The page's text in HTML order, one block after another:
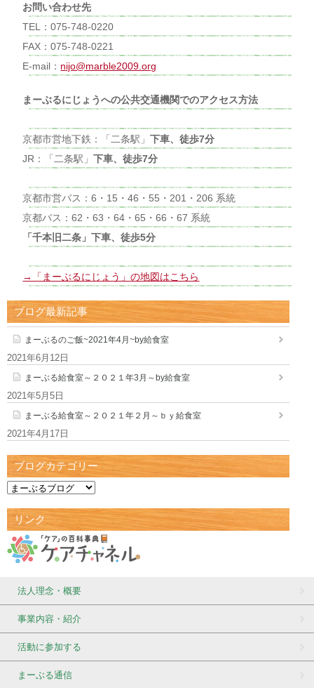
お問い合わせ先
TEL：075-748-0220
FAX：075-748-0221
E-mail： nijo@marble2009.org
まーぶるにじょうへの公共交通機関でのアクセス方法
京都市営地下鉄：「二条駅」下車、徒歩7分
JR：「二条駅」下車、徒歩7分
京都市営バス：6・15・46・55・201・206 系統
京都バス：62・63・64・65・66・67 系統
「千本旧二条」下車、徒歩5分
→「まーぶるにじょう」の地図はこちら
ブログ最新記事
まーぶるのご飯~2021年4月~by給食室
2021年6月12日
まーぶる給食室～２０２１年3月～by給食室
2021年5月5日
まーぶる給食室～２０２１年２月～ｂｙ給食室
2021年4月17日
ブログカテゴリー
リンク
法人理念・概要
事業内容・紹介
活動に参加する
まーぶる通信